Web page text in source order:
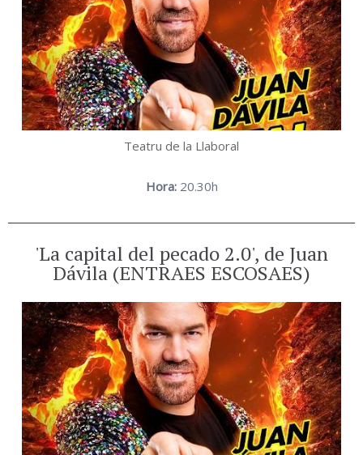
Teatru de la Llaboral
Hora:20.30h
'La capital del pecado 2.0', de Juan
Dávila (ENTRAES ESCOSAES)